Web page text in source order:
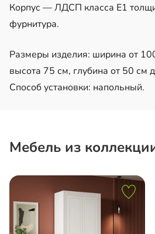
Корпус — ЛДСП класса Е1
фурнитура.
Размеры изделия: ширина от
высота 75 см, глубина от 50 см
Способ установки: напольный.
Мебель из